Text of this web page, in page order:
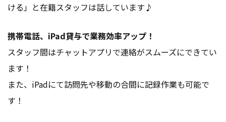
ける」と在籍スタッフは話しています♪
携帯電話、iPad貸与で業務効率アップ！
スタッフ間はチャットアプリで連絡がスムーズにできてい
ます！
また、iPadにて訪問先や移動の合間に記録作業も可能で
す！